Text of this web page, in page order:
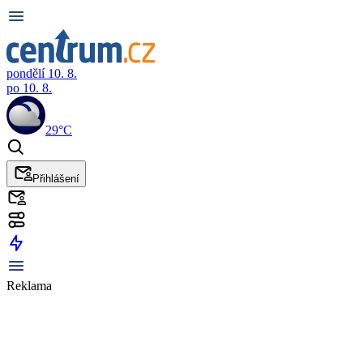
pondělí 10. 8.
po 10. 8.
29°C
Přihlášení
Reklama